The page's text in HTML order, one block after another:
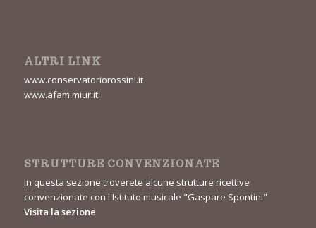
ALTRI LINK
www.conservatoriorossini.it
www.afam.miur.it
STRUTTURE CONVENZIONATE
In questa sezione troverete alcune strutture ricettive
convenzionate con l'Istituto musicale "Gaspare Spontini"
Visita la sezione